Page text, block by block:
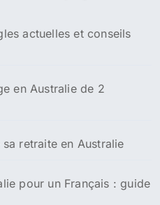
actuelles et conseils
en Australie de 2
retraite en Australie
pour un Français : guide